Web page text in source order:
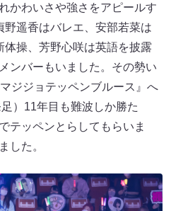
かわいさや強さをアピールす
野遥香はバレエ、安部若菜は
操、芳野心咲は英語を披露
ンバーもいました。その勢い
ジジョテッペンブルース』へ
）11年目も難波しか勝た
テッペンとらしてもらいま
した。